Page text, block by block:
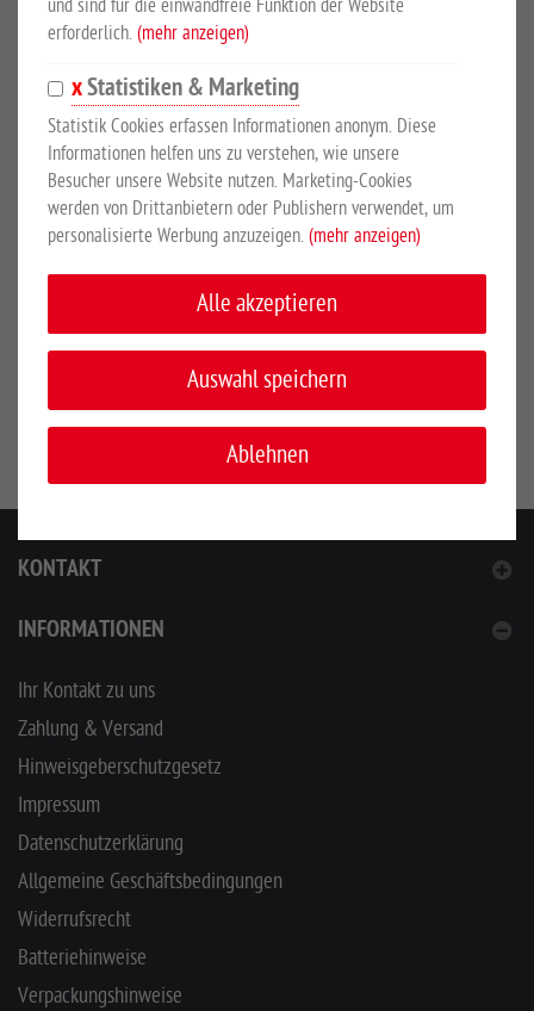
Unser Top-Preis! Dieser stabile Futtertrog aus splitterfreiem
leichte Reinigung ermöglicht wird. Er hat eine Breite von 400
mm, eine Tiefe von 300 mm und eine Höhe von 220 mm (vorne)
bzw. 330 mm (hinten). Das Fassungsvermögen des Troges beträgt
15 Liter.
SICHERHEITSHINWEISE
Großewinkelmann GmbH & Co. KG, Wortstr. 34-36,
33397, Rietberg, Deutschland, www.growi.de
KONTAKT
INFORMATIONEN
Ihr Kontakt zu uns
Zahlung & Versand
Hinweisgeberschutzgesetz
Impressum
Datenschutzerklärung
Allgemeine Geschäftsbedingungen
Widerrufsrecht
Batteriehinweise
Verpackungshinweise
und sind für die einwandfreie Funktion der Website
erforderlich. (mehr anzeigen)
Statistiken & Marketing
Statistik Cookies erfassen Informationen anonym. Diese
Informationen helfen uns zu verstehen, wie unsere
Besucher unsere Website nutzen. Marketing-Cookies
werden von Drittanbietern oder Publishern verwendet, um
personalisierte Werbung anzuzeigen. (mehr anzeigen)
Alle akzeptieren
Auswahl speichern
Ablehnen